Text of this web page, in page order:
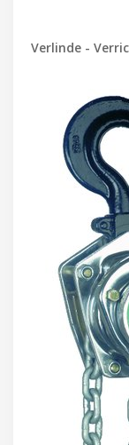
Verlinde -